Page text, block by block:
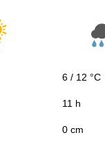
6 / 12 °C
11 h
0 cm